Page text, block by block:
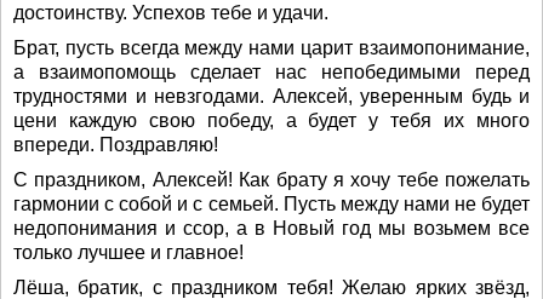
достоинству. Успехов тебе и удачи.
Брат, пусть всегда между нами царит взаимопонимание,
а взаимопомощь сделает нас непобедимыми перед
трудностями и невзгодами. Алексей, уверенным будь и
цени каждую свою победу, а будет у тебя их много
впереди. Поздравляю!
С праздником, Алексей! Как брату я хочу тебе пожелать
гармонии с собой и с семьей. Пусть между нами не будет
недопонимания и ссор, а в Новый год мы возьмем все
только лучшее и главное!
Лёша, братик, с праздником тебя! Желаю ярких звёзд,